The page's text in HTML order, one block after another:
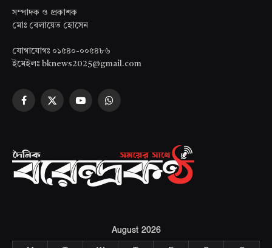
সম্পাদক ও প্রকাশক
মোঃ বেলায়েত হোসেন
যোগাযোগঃ ০১৫৪০-০০৫৪৮৬
ইমেইলঃ bknews2025@gmail.com
Facebook
X
YouTubeWhatsApp
August 2026